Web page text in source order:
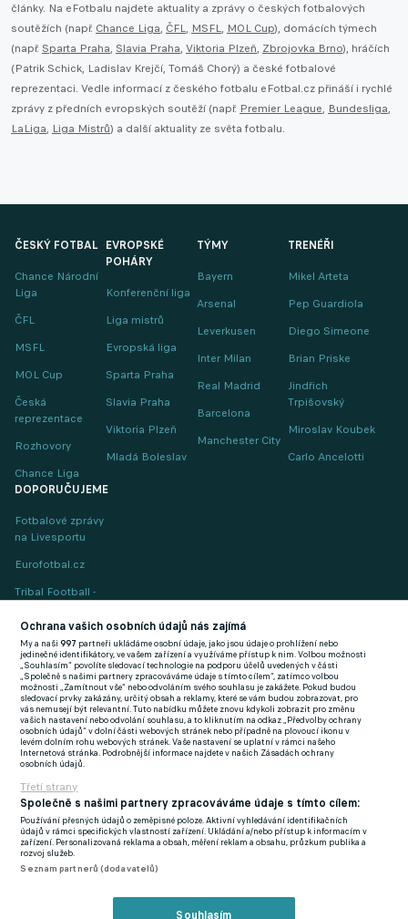
články. Na eFotbalu najdete aktuality a zprávy o českých fotbalových
soutěžích (např. Chance Liga, ČFL, MSFL, MOL Cup), domácích týmech
(např. Sparta Praha, Slavia Praha, Viktoria Plzeň, Zbrojovka Brno), hráčích
(Patrik Schick, Ladislav Krejčí, Tomáš Chorý) a české fotbalové
reprezentaci. Vedle informací z českého fotbalu eFotbal.cz přináší i rychlé
zprávy z předních evropských soutěží (např. Premier League, Bundesliga,
LaLiga, Liga Mistrů) a další aktuality ze světa fotbalu.
ČESKÝ FOTBAL
Chance Národní
Liga
ČFL
MSFL
MOL Cup
Česká
reprezentace
Rozhovory
Chance Liga
EVROPSKÉ
POHÁRY
Konferenční liga
Liga mistrů
Evropská liga
Sparta Praha
Slavia Praha
Viktoria Plzeň
Mladá Boleslav
TÝMY
Bayern
Arsenal
Leverkusen
Inter Milan
Real Madrid
Barcelona
Manchester City
TRENÉŘI
Mikel Arteta
Pep Guardiola
Diego Simeone
Brian Priske
Jindřich
Trpišovský
Miroslav Koubek
Carlo Ancelotti
DOPORUČUJEME
Fotbalové zprávy
na Livesportu
Eurofotbal.cz
Tribal Football -
(EN)
FlashFutbal (SK)
Tenisportal.cz
Tenisové zprávy
na Livesportu
Podmínky užití
Zásady ochrany osobních údajů
GDPR a žurnalistika
Ochrana vašich osobních údajů nás zajímá
My a naši997 partneři ukládáme osobní údaje, jako jsou údaje o prohlížení nebo
jedinečné identifikátory, ve vašem zařízení a využíváme přístup k nim. Volbou možnosti
„Souhlasím“ povolíte sledovací technologie na podporu účelů uvedených v části
„Společně s našimi partnery zpracováváme údaje s tímto cílem“, zatímco volbou
možnosti „Zamítnout vše“ nebo odvoláním svého souhlasu je zakážete. Pokud budou
sledovací prvky zakázány, určitý obsah a reklamy, které se vám budou zobrazovat, pro
vás nemusejí být relevantní. Tuto nabídku můžete znovu kdykoli zobrazit pro změnu
vašich nastavení nebo odvolání souhlasu, a to kliknutím na odkaz „Předvolby ochrany
osobních údajů“ v dolní části webových stránek nebo případně na plovoucí ikonu v
levém dolním rohu webových stránek. Vaše nastavení se uplatní v rámci našeho
Internetová stránka. Podrobnější informace najdete v našich Zásadách ochrany
osobních údajů.
Třetí strany
Společně s našimi partnery zpracováváme údaje s tímto cílem:
Používání přesných údajů o zeměpisné poloze. Aktivní vyhledávání identifikačních
údajů v rámci specifických vlastností zařízení. Ukládání a/nebo přístup k informacím v
zařízení. Personalizovaná reklama a obsah, měření reklam a obsahu, průzkum publika a
rozvoj služeb.
Seznam partnerů (dodavatelů)
Souhlasím